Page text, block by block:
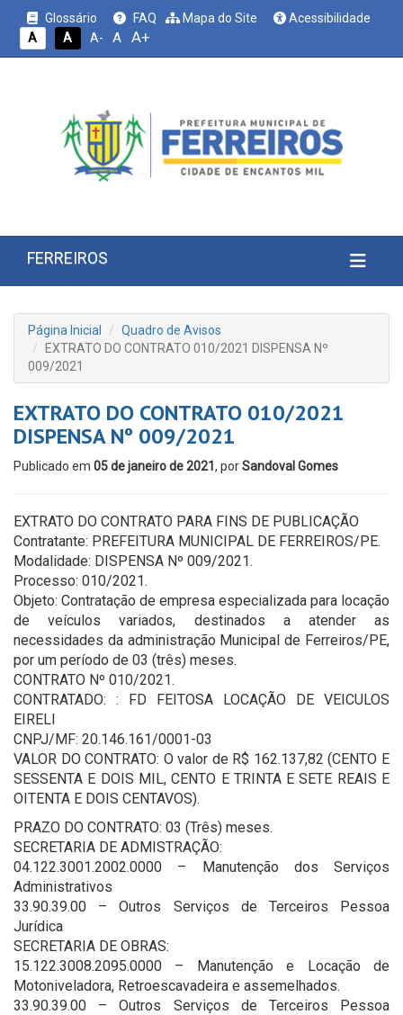
Glossário FAQ Mapa do Site
Acessibilidade
A
A A- A A+
FERREIROS
Página Inicial
Quadro de Avisos
EXTRATO DO CONTRATO 010/2021 DISPENSA Nº
009/2021
EXTRATO DO CONTRATO 010/2021
DISPENSA Nº 009/2021
Publicado em 05 de janeiro de 2021 , porSandoval Gomes
EXTRATO DO CONTRATO PARA FINS DE PUBLICAÇÃO
Contratante: PREFEITURA MUNICIPAL DE FERREIROS/PE.
Modalidade: DISPENSA Nº 009/2021.
Processo: 010/2021.
Objeto: Contratação de empresa especializada para locação
de veículos variados, destinados a atender as
necessidades da administração Municipal de Ferreiros/PE,
por um período de 03 (três) meses.
CONTRATO Nº 010/2021.
CONTRATADO: : FD FEITOSA LOCAÇÃO DE VEICULOS
EIRELI
CNPJ/MF: 20.146.161/0001-03
VALOR DO CONTRATO: O valor de R$ 162.137,82 (CENTO E
SESSENTA E DOIS MIL, CENTO E TRINTA E SETE REAIS E
OITENTA E DOIS CENTAVOS).
PRAZO DO CONTRATO: 03 (Três) meses.
SECRETARIA DE ADMISTRAÇÃO:
04.122.3001.2002.0000 – Manutenção dos Serviços
Administrativos
33.90.39.00 – Outros Serviços de Terceiros Pessoa
Jurídica
SECRETARIA DE OBRAS:
15.122.3008.2095.0000 – Manutenção e Locação de
Motoniveladora, Retroescavadeira e assemelhados.
33.90.39.00 – Outros Serviços de Terceiros Pessoa